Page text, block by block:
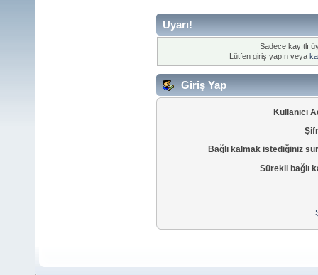
Uyarı!
Sadece kayıtlı
Lütfen giriş yapın veya
Giriş Yap
Kullanıcı
Bağlı kalmak istediğiniz
Sürekli bağlı